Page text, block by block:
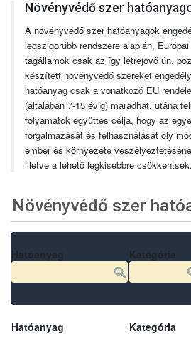
Növényvédő szer
A növényvédő szer hatóanyagok
legszigorúbb rendszere alapján,
tagállamok csak az így létrejövő ún.
készített növényvédő szereket
hatóanyag csak a vonatkozó EU
(általában 7-15 évig) maradhat, utána
folyamatok együttes célja, hogy az
forgalmazását és felhasználását oly
ember és környezete
illetve a lehető legkisebbre csökkentsék.
Növényvédő szer
Hatóanyag Kategória